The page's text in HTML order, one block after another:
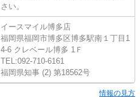
さい。
イースマイル博多店
福岡県福岡市博多区博多駅南１丁目1
4-6 クレベール博多 1Ｆ
TEL:092-710-6161
福岡県知事 (2) 第18562号
情報の見方